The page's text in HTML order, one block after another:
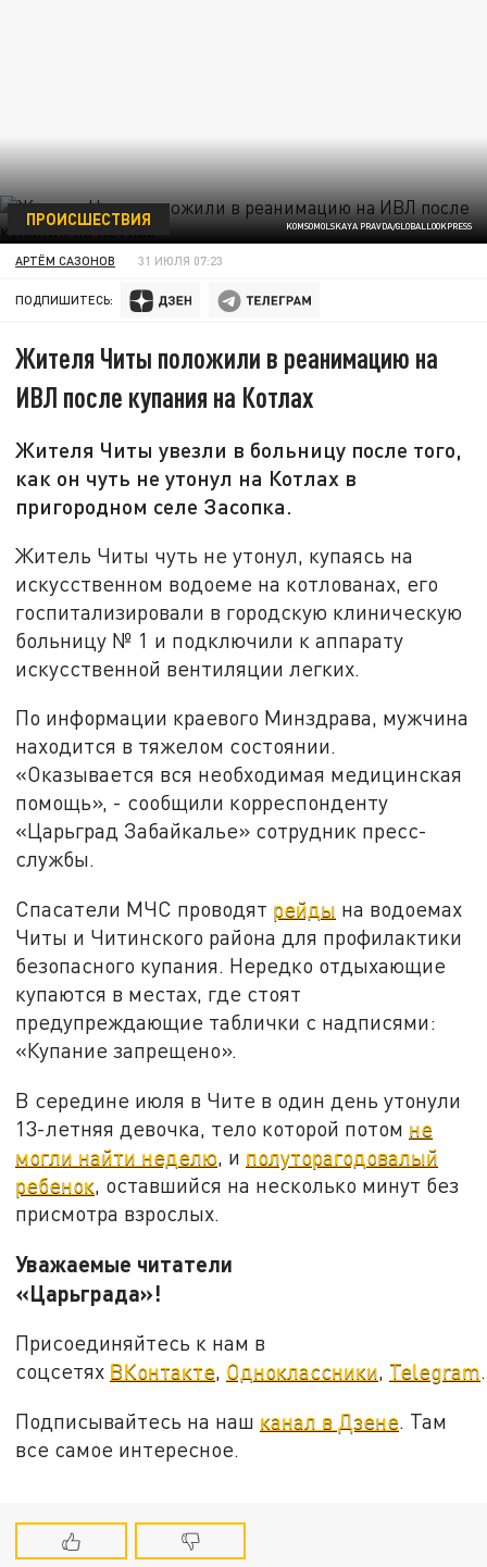
KOMSOMOLSKAYA PRAVDA/GLOBALLOOKPRESS
ПРОИСШЕСТВИЯ
АРТЁМ САЗОНОВ 31 ИЮЛЯ 07:23
ПОДПИШИТЕСЬ:
Жителя Читы положили в реанимацию на
ИВЛ после купания на Котлах
Жителя Читы увезли в больницу после того,
как он чуть не утонул на Котлах в
пригородном селе Засопка.
Житель Читы чуть не утонул, купаясь на
искусственном водоеме на котлованах, его
госпитализировали в городскую клиническую
больницу № 1 и подключили к аппарату
искусственной вентиляции легких.
По информации краевого Минздрава, мужчина
находится в тяжелом состоянии.
«Оказывается вся необходимая медицинская
помощь», - сообщили корреспонденту
«Царьград Забайкалье» сотрудник пресс-
службы.
Спасатели МЧС проводят рейды на водоемах
Читы и Читинского района для профилактики
безопасного купания. Нередко отдыхающие
купаются в местах, где стоят
предупреждающие таблички с надписями:
«Купание запрещено».
В середине июля в Чите в один день утонули
13-летняя девочка, тело которой потом не
могли найти неделю, и полуторагодовалый
ребенок, оставшийся на несколько минут без
присмотра взрослых.
Уважаемые читатели
«Царьграда»!
Присоединяйтесь к нам в
соцсетях ВКонтакте, Одноклассники, Telegram.
Подписывайтесь на наш канал в Дзене. Там
все самое интересное.